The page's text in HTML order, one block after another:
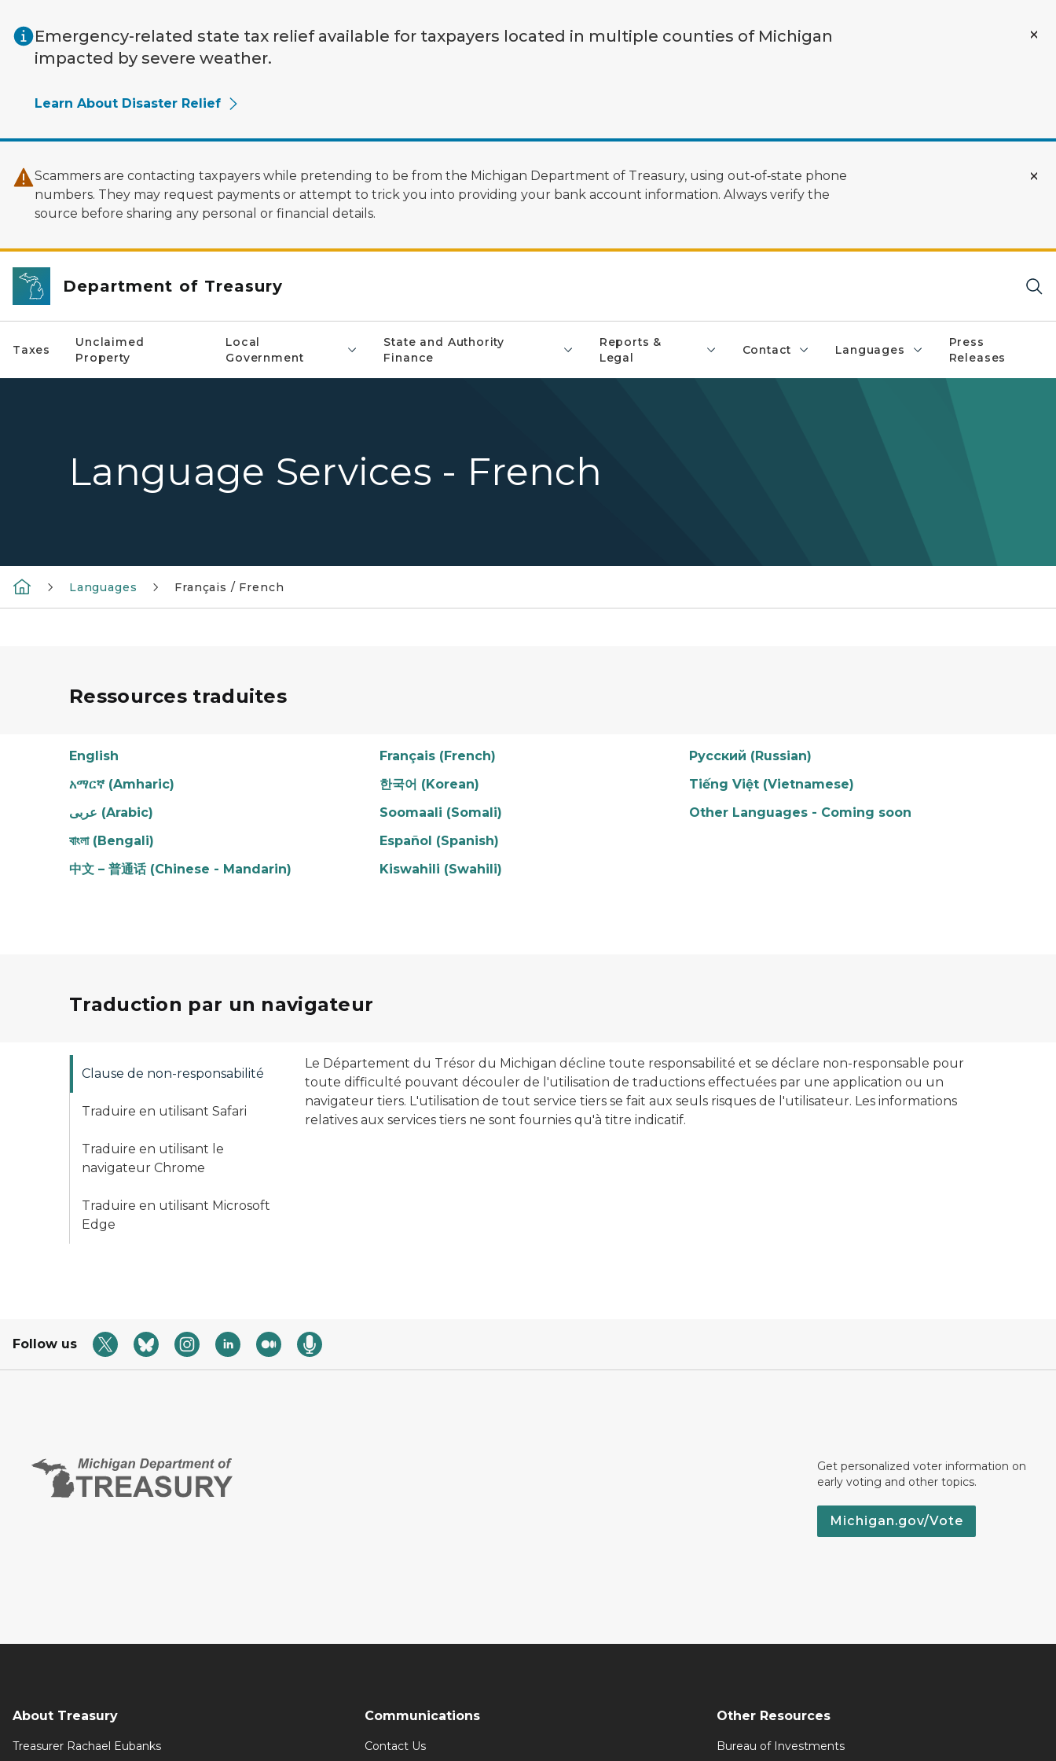
Emergency-related state tax relief available for taxpayers located in multiple counties of Michigan
impacted by severe weather.
Learn About Disaster Relief
Scammers are contacting taxpayers while pretending to be from the Michigan Department of Treasury, using out‑of‑state phone
numbers. They may request payments or attempt to trick you into providing your bank account information. Always verify the
source before sharing any personal or financial details.
Department of Treasury
Taxes
Unclaimed
Property
Local
Government
State and Authority
Finance
Reports &
Legal
Contact Languages
Press
Releases
Language Services - French
Languages Français / French
Ressources traduites
English
አማርኛ (Amharic)
عربى (Arabic)
বাংলা (Bengali)
中文 – 普通话 (Chinese - Mandarin)
Français (French)
한국어 (Korean)
Soomaali (Somali)
Español (Spanish)
Kiswahili (Swahili)
Русский (Russian)
Tiếng Việt (Vietnamese)
Other Languages - Coming soon
Traduction par un navigateur
Clause de non-responsabilité
Traduire en utilisant Safari
Traduire en utilisant le
navigateur Chrome
Traduire en utilisant Microsoft
Edge
Le Département du Trésor du Michigan décline toute responsabilité et se déclare non-responsable pour
toute difficulté pouvant découler de l'utilisation de traductions effectuées par une application ou un
navigateur tiers. L'utilisation de tout service tiers se fait aux seuls risques de l'utilisateur. Les informations
relatives aux services tiers ne sont fournies qu'à titre indicatif.
Follow us
Get personalized voter information on
early voting and other topics.
Michigan.gov/Vote
About Treasury
Treasurer Rachael Eubanks
Communications
Contact Us
Other Resources
Bureau of Investments